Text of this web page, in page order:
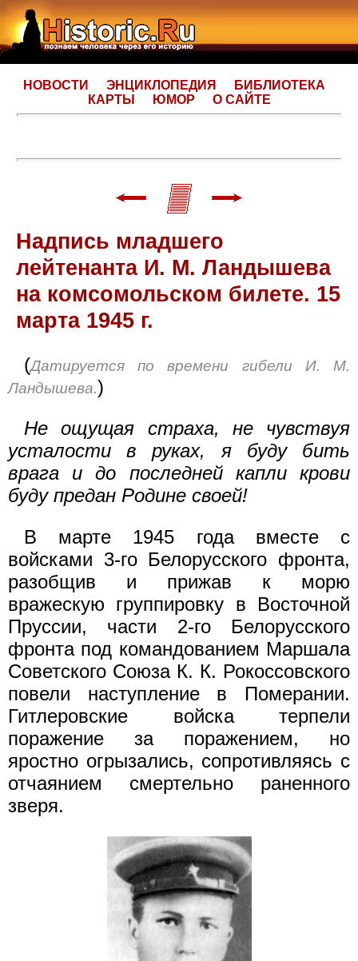
НОВОСТИ ЭНЦИКЛОПЕДИЯ
БИБЛИОТЕКА
КАРТЫ
ЮМОР О САЙТЕ
Надпись младшего
лейтенанта И. М. Ландышева
на комсомольском билете. 15
марта 1945 г.
(Датируется по времени гибели И. М.
Ландышева.)
Не ощущая страха, не чувствуя
усталости в руках, я буду бить
врага и до последней капли крови
буду предан Родине своей!
В марте 1945 года вместе с
войсками 3-го Белорусского фронта,
разобщив и прижав к морю
вражескую группировку в Восточной
Пруссии, части 2-го Белорусского
фронта под командованием Маршала
Советского Союза К. К. Рокоссовского
повели наступление в Померании.
Гитлеровские войска терпели
поражение за поражением, но
яростно огрызались, сопротивляясь с
отчаянием смертельно раненного
зверя.